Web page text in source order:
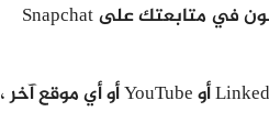
هناك فرصة جيدة لأن متابعيك على المواقع الاجتماعية الأخرى سوف يرغبون في متابعتك على Snapchat
فإذا كنت متواجدا على Instagram أو Facebook أو Twitter أو Pinterest أو LinkedIn أو YouTube أو أي موقع آخر ،